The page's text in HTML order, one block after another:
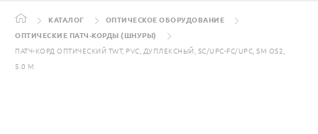
КАТАЛОГ
ОПТИЧЕСКОЕ ОБОРУДОВАНИЕ
ОПТИЧЕСКИЕ ПАТЧ-КОРДЫ (ШНУРЫ)
ПАТЧ-КОРД ОПТИЧЕСКИЙ TWT, PVC, ДУПЛЕКСНЫЙ, SC/UPC-FC/UPC, SM OS2,
5.0 М